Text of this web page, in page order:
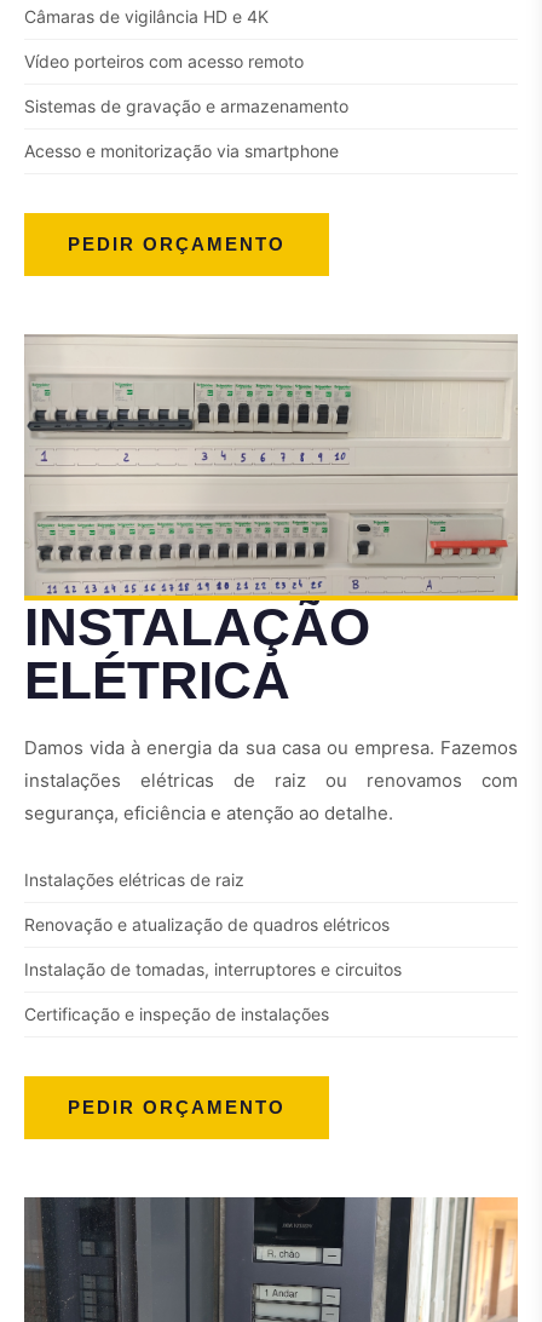
Câmaras de vigilância HD e 4K
Vídeo porteiros com acesso remoto
Sistemas de gravação e armazenamento
Acesso e monitorização via smartphone
PEDIR ORÇAMENTO
INSTALAÇÃO
ELÉTRICA
Damos vida à energia da sua casa ou empresa. Fazemos
instalações elétricas de raiz ou renovamos com
segurança, eficiência e atenção ao detalhe.
Instalações elétricas de raiz
Renovação e atualização de quadros elétricos
Instalação de tomadas, interruptores e circuitos
Certificação e inspeção de instalações
PEDIR ORÇAMENTO